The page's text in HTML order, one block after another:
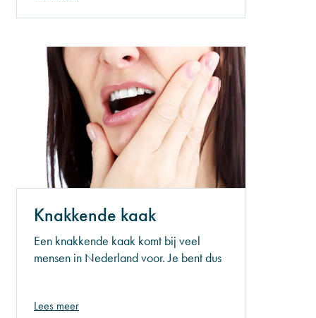
wordt. Denk hierbij aan kauwen of
Knakkende kaak
Een knakkende kaak komt bij veel
mensen in Nederland voor. Je bent dus
gapen, ervaren
Lees meer